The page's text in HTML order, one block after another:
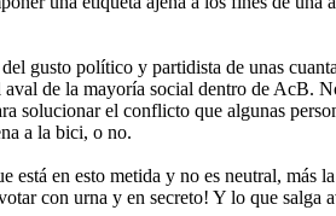
gusto político y partidista de unas
aval de la mayoría social dentro de AcB.
solucionar el conflicto que algunas
a la bici, o no.
está en esto metida y no es neutral, más
con urna y en secreto! Y lo que